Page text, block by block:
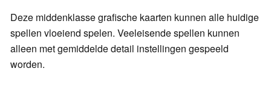
Deze middenklasse grafische kaarten kunnen alle huidige
spellen vloeiend spelen. Veeleisende spellen kunnen
alleen met gemiddelde detail instellingen gespeeld
worden.